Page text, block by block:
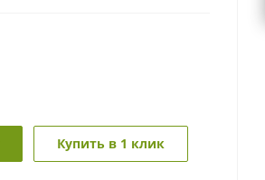
Купить в 1 клик